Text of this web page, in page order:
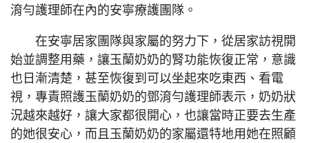
淯勻護理師在內的安寧療護團隊。
在安寧居家團隊與家屬的努力下，從居家訪視開
始並調整用藥，讓玉蘭奶奶的腎功能恢復正常，意識
也日漸清楚，甚至恢復到可以坐起來吃東西、看電
視，專責照護玉蘭奶奶的鄧淯勻護理師表示，奶奶狀
況越來越好，讓大家都很開心，也讓當時正要去生產
的她很安心，而且玉蘭奶奶的家屬還特地用她在照顧